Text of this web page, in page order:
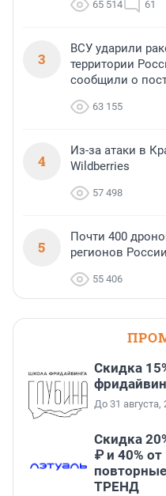
65 514 61
3
ВСУ ударили
территории
сообщили о
63 155
4
Из-за атаки в
Wildberries
57 498
5
Почти 400
регионов
55 406
Скидка
До 31 августа,
Скидка
₽ и 40%
ТРЕНД